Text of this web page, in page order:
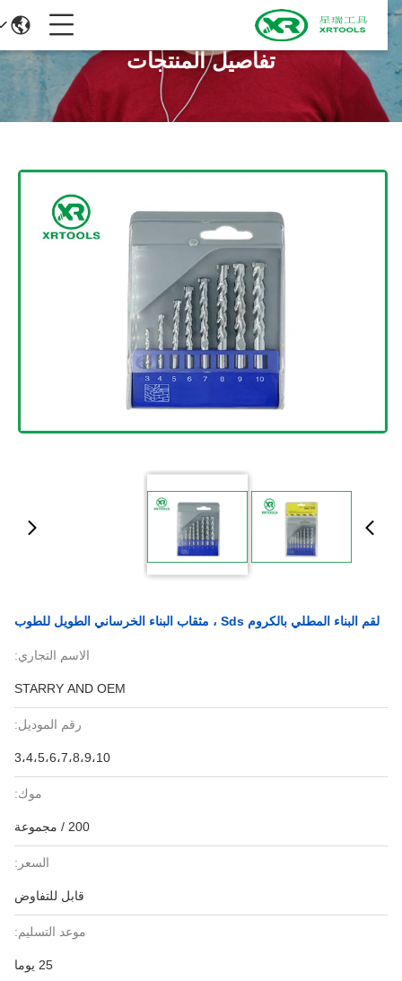
تفاصيل المنتجات
لقم البناء المطلي بالكروم Sds ، مثقاب البناء الخرساني الطويل للطوب
الاسم التجاري:
STARRY AND OEM
رقم الموديل:
3،4،5،6،7،8،9،10
موك:
200 / مجموعة
السعر:
قابل للتفاوض
موعد التسليم:
25 يوما